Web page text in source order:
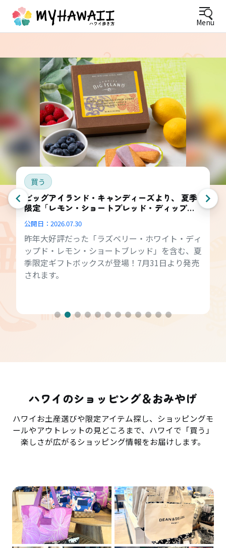
Menu
買う
ビッグアイランド・キャンディーズより、 夏季
限定「レモン・ショートブレッド・ディップ
公開日： 2026.07.30
昨年大好評だった「ラズベリー・ホワイト・ディ
ップド・レモン・ショートブレッド」を含む、夏
季限定ギフトボックスが登場！7月31日より発売
されます。
ハワイのショッピング＆おみやげ
ハワイお土産選びや限定アイテム探し、ショッピングモ
ールやアウトレットの見どころまで、ハワイで「買う」
楽しさが広がるショッピング情報をお届けします。